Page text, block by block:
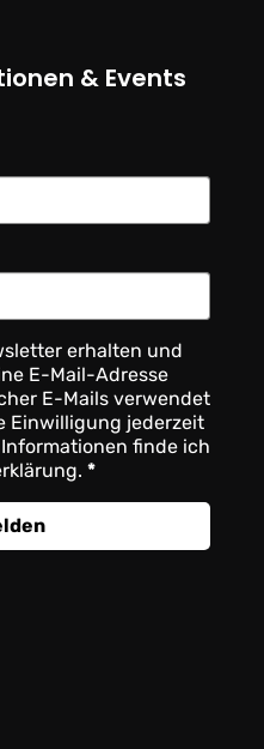
& Events
erhalten und
E-Mail-Adresse
E-Mails verwendet
Einwilligung jederzeit
finde ich